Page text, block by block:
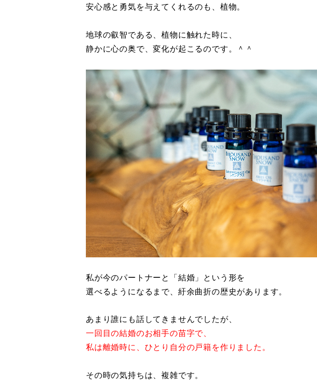
安心感と勇気を与えてくれるのも、植物。
地球の叡智である、植物に触れた時に、
静かに心の奥で、変化が起こるのです。＾＾
私が今のパートナーと「結婚」という形を
選べるようになるまで、紆余曲折の歴史があります。
あまり誰にも話してきませんでしたが、
一回目の結婚のお相手の苗字で、
私は離婚時に、ひとり自分の戸籍を作りました。
その時の気持ちは、複雑です。